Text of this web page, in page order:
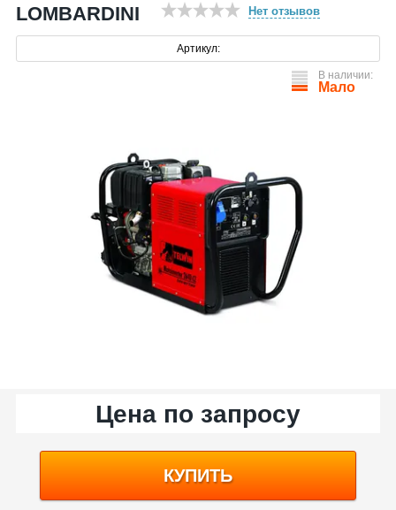
LOMBARDINI
Нет отзывов
Артикул:
В наличии:
Мало
Цена по запросу
КУПИТЬ